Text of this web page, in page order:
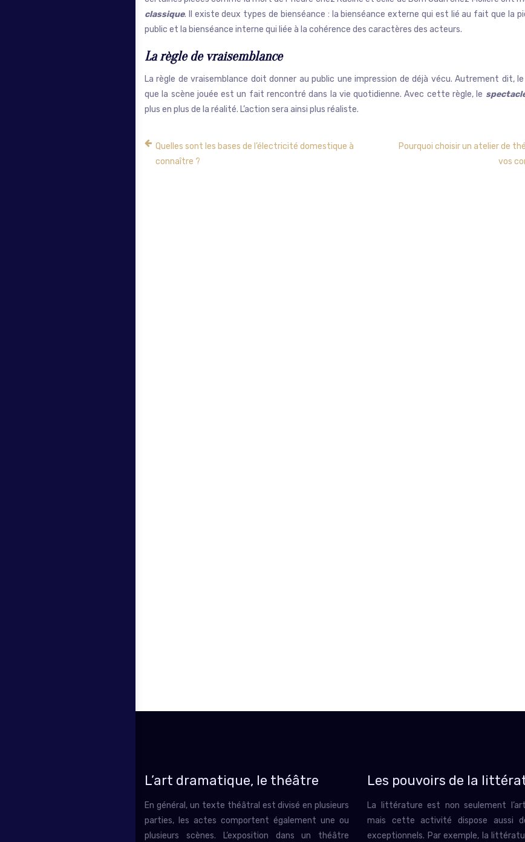
classique. Il existe deux types de bienséance : la bienséance externe qui est lié au fait que la
public et la bienséance interne qui liée à la cohérence des caractères des acteurs.
La règle de vraisemblance
La règle de vraisemblance doit donner au public une impression de déjà vécu. Autrement dit,
que la scène jouée est un fait rencontré dans la vie quotidienne. Avec cette règle, le
plus en plus de la réalité. L’action sera ainsi plus réaliste.
Quelles sont les bases de l’électricité domestique à
connaître ?
Pourquoi choisir un atelier de
vos
L’art dramatique, le théâtre
En général, un texte théâtral est divisé en plusieurs
parties, les actes comportent également une ou
plusieurs scènes. L’exposition dans un théâtre
Les pouvoirs de la
La littérature est non seulement
mais cette activité dispose aussi
exceptionnels. Par exemple, la